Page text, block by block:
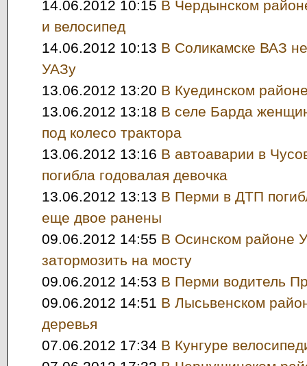
14.06.2012 10:15 В Чердынском
и велосипед
14.06.2012 10:13 В Соликамске ВАЗ
УАЗу
13.06.2012 13:20 В Куединском
13.06.2012 13:18 В селе Барда
под колесо трактора
13.06.2012 13:16 В автоаварии в
погибла годовалая девочка
13.06.2012 13:13 В Перми в ДТП
еще двое ранены
09.06.2012 14:55 В Осинском районе
затормозить на мосту
09.06.2012 14:53 В Перми водитель
09.06.2012 14:51 В Лысьвенском
деревья
07.06.2012 17:34 В Кунгуре